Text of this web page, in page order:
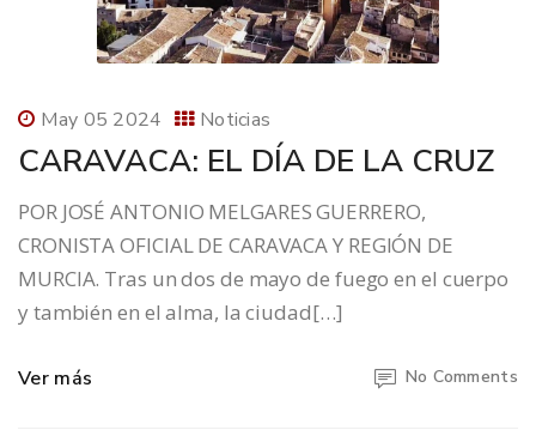
May 05 2024 Noticias
CARAVACA: EL DÍA DE LA CRUZ
POR JOSÉ ANTONIO MELGARES GUERRERO,
CRONISTA OFICIAL DE CARAVACA Y REGIÓN DE
MURCIA. Tras un dos de mayo de fuego en el cuerpo
y también en el alma, la ciudad[…]
Ver más No Comments